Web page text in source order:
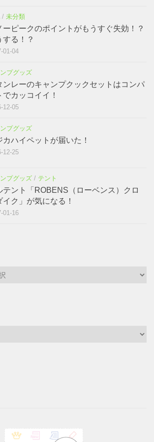
/ 未分類
ーピークのポイントがもうすぐ失効！？
する！？
01-04
プグッズ
ンレーのキャンプクックセットはコンパ
でカッコイイ！
12-05
プグッズ
カハイペットが届いた！
12-25
プグッズ / テント
テント「ROBENS（ローベンス）クロ
イク」が気になる！
01-16